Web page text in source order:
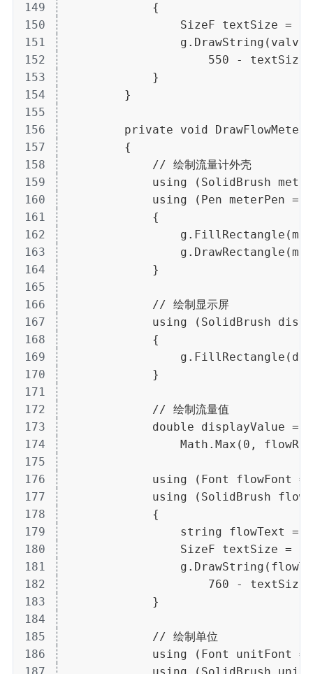
149
{
150
SizeF textSize =
151
g.DrawString(valveText,
152
550 -
153
}
154
}
155
156
private void
157
{
158
// 绘制流量计外壳
159
using (SolidBrush meterBrush
160
using (Pen meterPen = new
161
{
162
163
164
}
165
166
// 绘制显示屏
167
using (SolidBrush
168
{
169
170
}
171
172
// 绘制流量值
173
double displayValue =
174
Math.Max(0, flowRate +
175
176
using (Font flowFont = new
177
using (SolidBrush flowBrush
178
{
179
string flowText =
180
SizeF textSize =
181
g.DrawString(flowText,
182
760 -
183
}
184
185
// 绘制单位
186
using (Font unitFont =